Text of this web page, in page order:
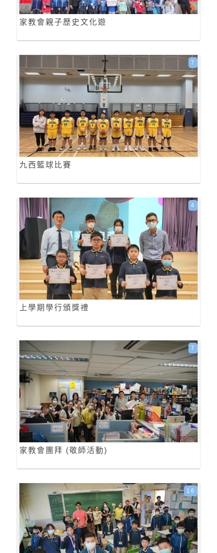
家教會親子歷史文化遊
九西籃球比賽
7
上學期學行頒獎禮
4
家教會團拜 (敬師活動)
7
16